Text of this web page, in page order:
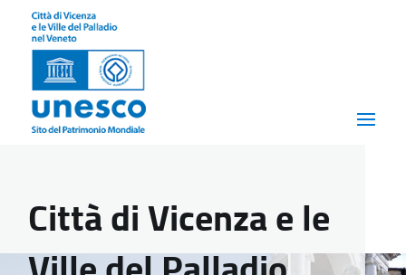
Città di Vicenza e le